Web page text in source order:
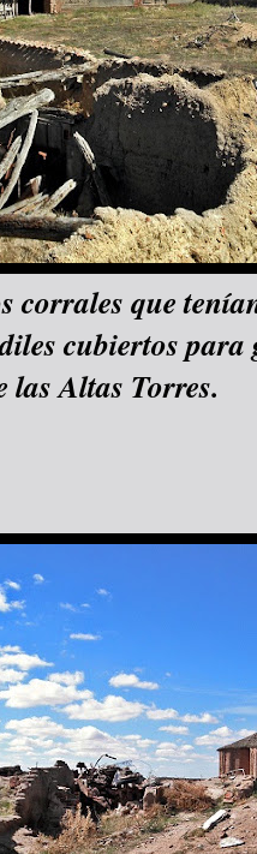
corrales que
cubiertos
Altas Torres.